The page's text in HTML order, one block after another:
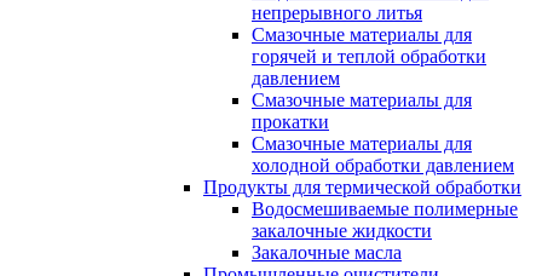
непрерывного литья
Смазочные материалы для
горячей и теплой обработки
давлением
Смазочные материалы для
прокатки
Смазочные материалы для
холодной обработки давлением
Продукты для термической обработки
Водосмешиваемые полимерные
закалочные жидкости
Закалочные масла